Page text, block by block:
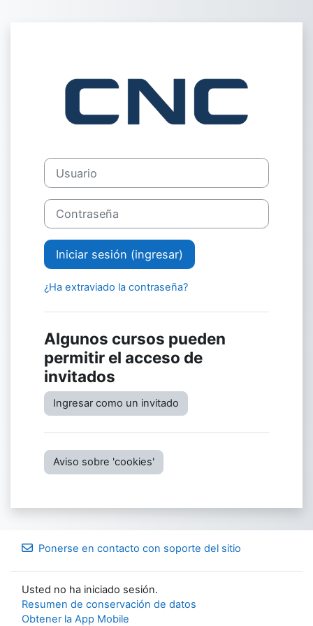
Usuario
Contraseña
Iniciar sesión (ingresar)
¿Ha extraviado la contraseña?
Algunos cursos pueden
permitir el acceso de
invitados
Ingresar como un invitado
Aviso sobre 'cookies'
Ponerse en contacto con soporte del sitio
Usted no ha iniciado sesión.
Resumen de conservación de datos
Obtener la App Mobile